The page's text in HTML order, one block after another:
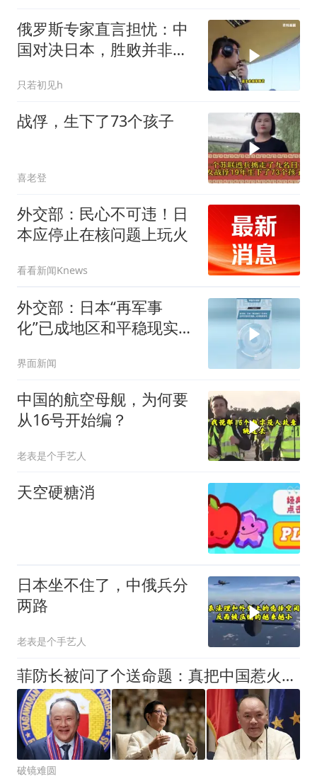
俄罗斯专家直言担忧：中
国对决日本，胜败并非唯
只若初见h
战俘，生下了73个孩子
喜老登
外交部：民心不可违！日
本应停止在核问题上玩火
看看新闻Knews
外交部：日本“再军事
化”已成地区和平稳现实威
界面新闻
中国的航空母舰，为何要
从16号开始编？
老表是个手艺人
天空硬糖消
日本坐不住了，中俄兵分
两路
老表是个手艺人
菲防长被问了个送命题：真把中国惹火了，敢上前线跟中国打一仗吗
破镜难圆